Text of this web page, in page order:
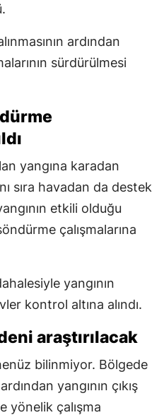
ardından
sürdürülmesi
yangına karadan
sıra havadan da destek
etkili olduğu
çalışmalarına
yangının
kontrol altına alındı.
araştırılacak
bilinmiyor. Bölgede
yangının çıkış
yönelik çalışma